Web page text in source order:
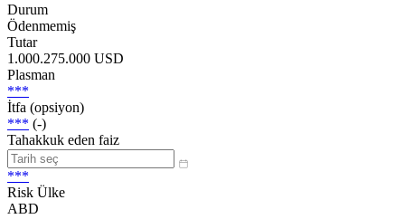
Durum
Ödenmemiş
Tutar
1.000.275.000 USD
Plasman
***
İtfa (opsiyon)
*** (-)
Tahakkuk eden faiz
***
Risk Ülke
ABD